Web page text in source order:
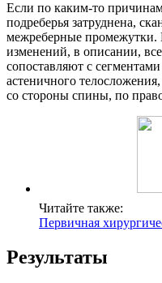
Если по каким-то
подреберья затруднена,
межреберные
изменений, в описании,
сопоставляют с
астеничного
со стороны спины, по
Читайте также:
Первичная
Результаты